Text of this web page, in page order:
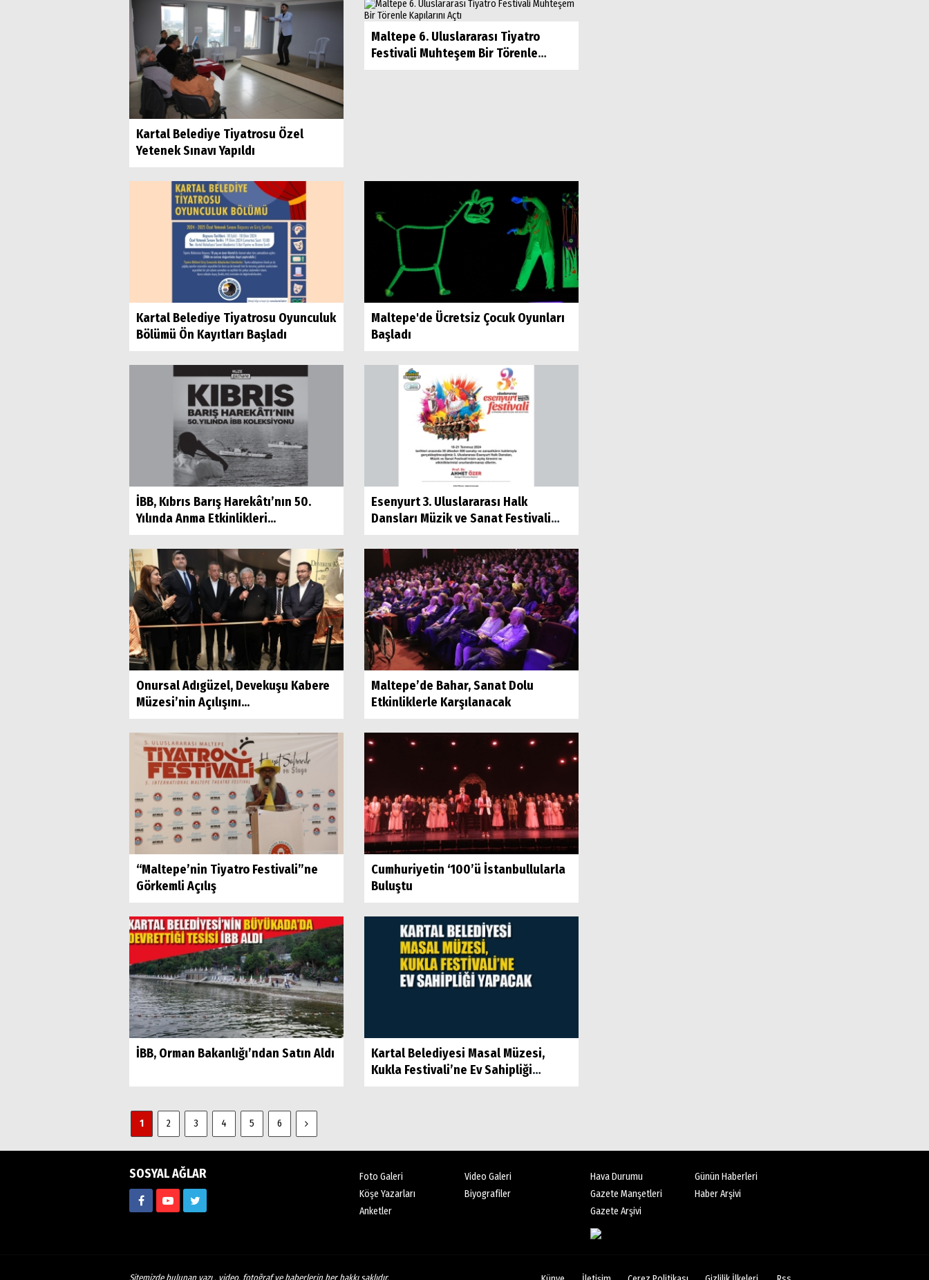
Kartal Belediye Tiyatrosu Özel
Yetenek Sınavı Yapıldı
Maltepe 6. Uluslararası Tiyatro
Festivali Muhteşem Bir Törenle
Kartal Belediye Tiyatrosu Oyunculuk
Bölümü Ön Kayıtları Başladı
Maltepe'de Ücretsiz Çocuk Oyunları
Başladı
İBB, Kıbrıs Barış Harekâtı’nın 50.
Yılında Anma Etkinlikleri...
Esenyurt 3. Uluslararası Halk
Dansları Müzik ve Sanat Festivali
Onursal Adıgüzel, Devekuşu Kabere
Müzesi’nin Açılışını...
Maltepe’de Bahar, Sanat Dolu
Etkinliklerle Karşılanacak
“Maltepe’nin Tiyatro Festivali”ne
Görkemli Açılış
Cumhuriyetin ‘100’ü İstanbullularla
Buluştu
İBB, Orman Bakanlığı’ndan Satın Aldı
Kartal Belediyesi Masal Müzesi,
Kukla Festivali’ne Ev Sahipliği
1 2 3 4 5 6
SOSYAL AĞLAR Foto Galeri
Video Galeri
Köşe Yazarları
Biyografiler
Anketler
Hava Durumu
Günün Haberleri
Gazete Manşetleri
Haber Arşivi
Gazete Arşivi
Sitemizde bulunan yazı , video, fotoğraf ve haberlerin her hakkı saklıdır.